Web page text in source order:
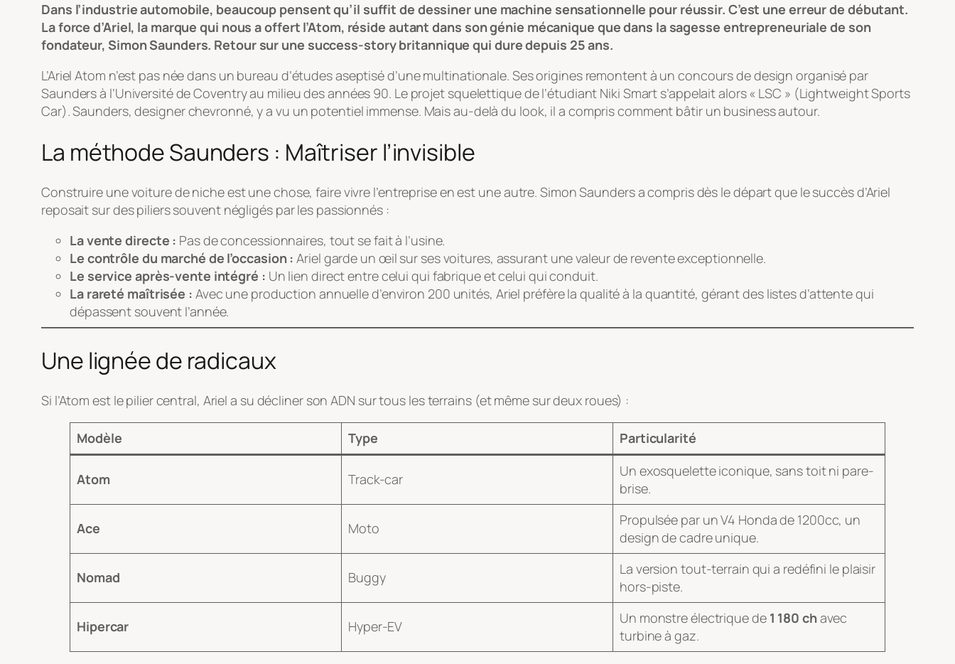
Dans l’industrie automobile, beaucoup pensent qu’il suffit de dessiner une machine sensationnelle pour réussir. C’est une erreur de débutant.
La force d’Ariel, la marque qui nous a offert l’Atom, réside autant dans son génie mécanique que dans la sagesse entrepreneuriale de son
fondateur, Simon Saunders. Retour sur une success-story britannique qui dure depuis 25 ans.
L’Ariel Atom n’est pas née dans un bureau d’études aseptisé d’une multinationale. Ses origines remontent à un concours de design organisé par
Saunders à l’Université de Coventry au milieu des années 90. Le projet squelettique de l’étudiant Niki Smart s’appelait alors « LSC » (Lightweight Sports
Car). Saunders, designer chevronné, y a vu un potentiel immense. Mais au-delà du look, il a compris comment bâtir un business autour.
La méthode Saunders : Maîtriser l’invisible
Construire une voiture de niche est une chose, faire vivre l’entreprise en est une autre. Simon Saunders a compris dès le départ que le succès d’Ariel
reposait sur des piliers souvent négligés par les passionnés :
La vente directe : Pas de concessionnaires, tout se fait à l’usine.
Le contrôle du marché de l’occasion : Ariel garde un œil sur ses voitures, assurant une valeur de revente exceptionnelle.
Le service après-vente intégré : Un lien direct entre celui qui fabrique et celui qui conduit.
La rareté maîtrisée : Avec une production annuelle d’environ 200 unités, Ariel préfère la qualité à la quantité, gérant des listes d’attente qui
dépassent souvent l’année.
Une lignée de radicaux
Si l’Atom est le pilier central, Ariel a su décliner son ADN sur tous les terrains (et même sur deux roues) :
Modèle Type Particularité
Atom Track-car
Un exosquelette iconique, sans toit ni pare-
brise.
Ace Moto
Propulsée par un V4 Honda de 1200cc, un
design de cadre unique.
Nomad Buggy
La version tout-terrain qui a redéfini le plaisir
hors-piste.
Hipercar Hyper-EV Un monstre électrique de 1 180 chavec
turbine à gaz.